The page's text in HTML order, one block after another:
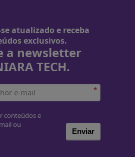
atualizado e receba
exclusivos.
a newsletter
TECH.
*
conteúdos e
ou
Enviar